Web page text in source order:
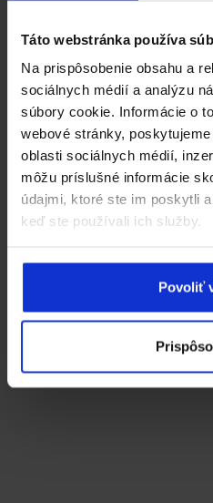
Táto webstránka používa
Na prispôsobenie obsahu a
sociálnych médií a analýzu
súbory cookie. Informácie o
webové stránky,
oblasti sociálnych médií,
môžu príslušné informácie
údajmi, ktoré ste im poskytli
keď ste používali ich služby.
Povoliť